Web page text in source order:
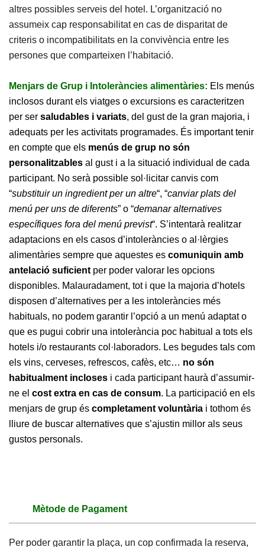
altres possibles serveis del hotel. L’organització no
assumeix cap responsabilitat en cas de disparitat de
criteris o incompatibilitats en la convivència entre les
persones que comparteixen l’habitació.
Menjars de Grup i Intoleràncies alimentàries: Els menús
inclosos durant els viatges o excursions es caracteritzen
per ser saludables i variats, del gust de la gran majoria, i
adequats per les activitats programades. És important tenir
en compte que els menús de grup no són
personalitzables al gust i a la situació individual de cada
participant. No serà possible sol·licitar canvis com
“substituir un ingredient per un altre“, “canviar plats del
menú per uns de diferents” o “demanar alternatives
específiques fora del menú previst“. S’intentarà realitzar
adaptacions en els casos d’intoleràncies o al·lèrgies
alimentàries sempre que aquestes es comuniquin amb
antelació suficient per poder valorar les opcions
disponibles. Malauradament, tot i que la majoria d’hotels
disposen d’alternatives per a les intoleràncies més
habituals, no podem garantir l’opció a un menú adaptat o
que es pugui cobrir una intolerància poc habitual a tots els
hotels i/o restaurants col·laboradors. Les begudes tals com
els vins, cerveses, refrescos, cafès, etc… no són
habitualment incloses i cada participant haurà d’assumir-
ne el cost extra en cas de consum. La participació en els
menjars de grup és completament voluntària i tothom és
lliure de buscar alternatives que s’ajustin millor als seus
gustos personals.
Mètode de Pagament
Per poder garantir la plaça, un cop confirmada la reserva,